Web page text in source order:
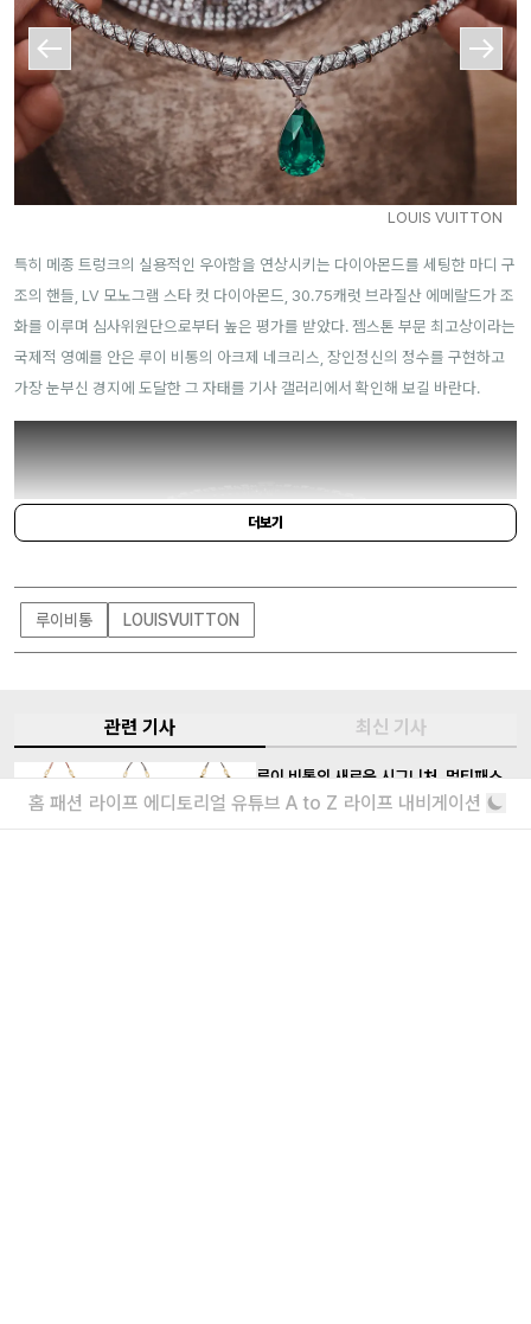
LOUIS VUITTON
특히 메종 트렁크의 실용적인 우아함을 연상시키는 다이아몬드를 세팅한 마디 구
조의 핸들, LV 모노그램 스타 컷 다이아몬드, 30.75캐럿 브라질산 에메랄드가 조
화를 이루며 심사위원단으로부터 높은 평가를 받았다. 젬스톤 부문 최고상이라는
국제적 영예를 안은 루이 비통의 아크제 네크리스, 장인정신의 정수를 구현하고
가장 눈부신 경지에 도달한 그 자태를 기사 갤러리에서 확인해 보길 바란다.
더보기
루이비통 LOUISVUITTON
관련 기사 최신 기사
루이 비통의 새로운 시그니처, 멀티패스
하나의 백, 무한한 페르소나
홈 패션 라이프 에디토리얼 유튜브 A to Z 라이프 내비게이션